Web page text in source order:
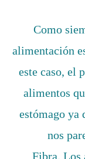
Como
alimentación
este caso, el
alimentos
estómago ya
nos
Fibra. Los